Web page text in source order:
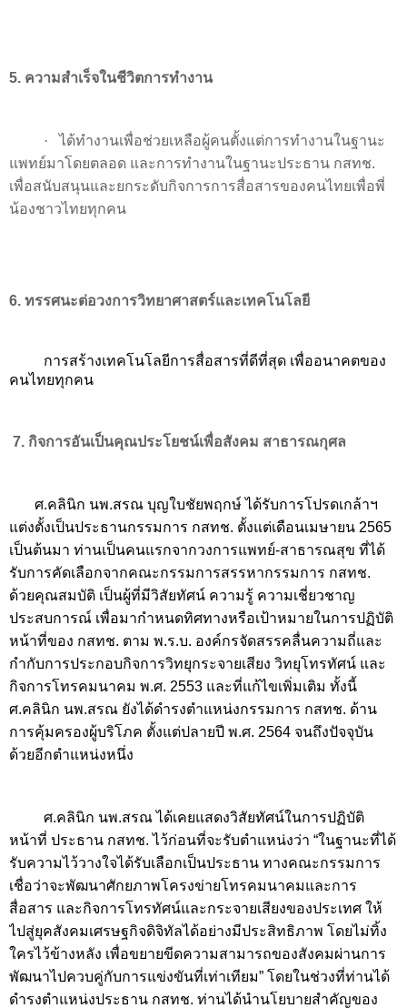
5. ความสำเร็จในชีวิตการทำงาน
·
ได้ทำงานเพื่อช่วยเหลือผู้คนตั้งแต่การทำงานในฐานะ
แพทย์มาโดยตลอด และการทำงานในฐานะประธาน กสทช.
เพื่อสนับสนุนและยกระดับกิจการการสื่อสารของคนไทยเพื่อพี่
น้องชาวไทยทุกคน
6. ทรรศนะต่อวงการวิทยาศาสตร์และเทคโนโลยี
การสร้างเทคโนโลยีการสื่อสารที่ดีที่สุด เพื่ออนาคตของ
คนไทยทุกคน
7. กิจการอันเป็นคุณประโยชน์เพื่อสังคม สาธารณกุศล
ศ.คลินิก นพ.สรณ บุญใบชัยพฤกษ์ ได้รับการโปรดเกล้าฯ
แต่งตั้งเป็นประธานกรรมการ กสทช. ตั้งแต่เดือนเมษายน 2565
เป็นต้นมา ท่านเป็นคนแรกจากวงการแพทย์-สาธารณสุข ที่ได้
รับการคัดเลือกจากคณะกรรมการสรรหากรรมการ กสทช.
ด้วยคุณสมบัติ เป็นผู้ที่มีวิสัยทัศน์ ความรู้ ความเชี่ยวชาญ
ประสบการณ์ เพื่อมากำหนดทิศทางหรือเป้าหมายในการปฏิบัติ
หน้าที่ของ กสทช. ตาม พ.ร.บ. องค์กรจัดสรรคลื่นความถี่และ
กำกับการประกอบกิจการวิทยุกระจายเสียง วิทยุโทรทัศน์ และ
กิจการโทรคมนาคม พ.ศ. 2553 และที่แก้ไขเพิ่มเติม ทั้งนี้
ศ.คลินิก นพ.สรณ ยังได้ดำรงตำแหน่งกรรมการ กสทช. ด้าน
การคุ้มครองผู้บริโภค ตั้งแต่ปลายปี พ.ศ. 2564 จนถึงปัจจุบัน
ด้วยอีกตำแหน่งหนึ่ง
ศ.คลินิก นพ.สรณ ได้เคยแสดงวิสัยทัศน์ในการปฏิบัติ
หน้าที่ ประธาน กสทช. ไว้ก่อนที่จะรับตำแหน่งว่า “ในฐานะที่ได้
รับความไว้วางใจได้รับเลือกเป็นประธาน ทางคณะกรรมการ
เชื่อว่าจะพัฒนาศักยภาพโครงข่ายโทรคมนาคมและการ
สื่อสาร และกิจการโทรทัศน์และกระจายเสียงของประเทศ ให้
ไปสู่ยุคสังคมเศรษฐกิจดิจิทัลได้อย่างมีประสิทธิภาพ โดยไม่ทิ้ง
ใครไว้ข้างหลัง เพื่อขยายขีดความสามารถของสังคมผ่านการ
พัฒนาไปควบคู่กับการแข่งขันที่เท่าเทียม” โดยในช่วงที่ท่านได้
ดำรงตำแหน่งประธาน กสทช. ท่านได้นำนโยบายสำคัญของ